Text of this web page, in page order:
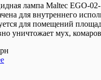
лампа Maltec EGO-
для внутреннего
для помещений
уничтожает мух,